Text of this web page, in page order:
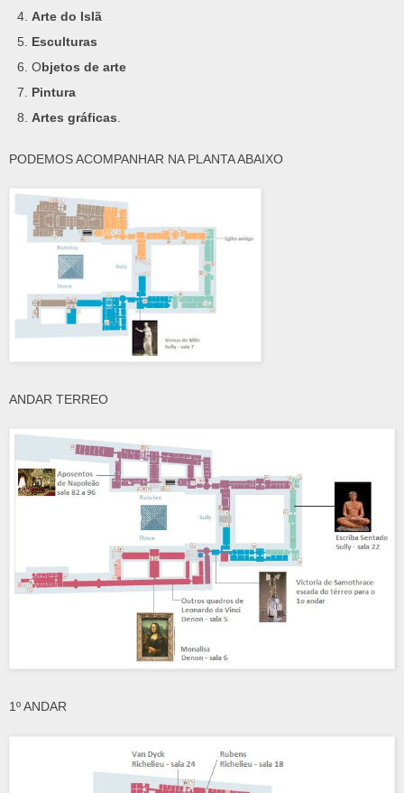
Arte do Islã
Esculturas
Objetos de arte
Pintura
Artes gráficas
PODEMOS ACOMPANHAR NA PLANTA ABAIXO
ANDAR TERREO
1º ANDAR